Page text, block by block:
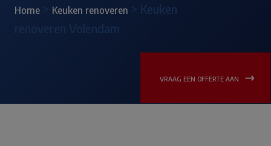
Home Keuken renoveren > Keuken
renoveren Volendam
VRAAG EEN OFFERTE AAN